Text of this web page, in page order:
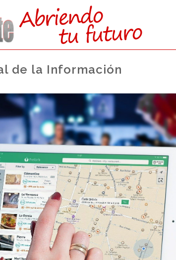
de la Información
DIRECTAMENTE:
FP (GRADO SUPERIOR)
existe cupo de plazas reservadas para esta vía
acceso,
el cupo general junto a los de Bachillerato.